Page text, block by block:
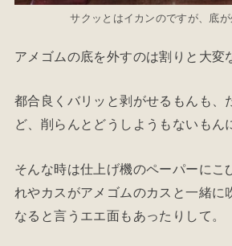
サクッとはイカンのですが、底
アメゴムの底を外すのは割りと大変
都合良くバリッと剥がせるもんも、
ど、削らんとどうしようもないもん
そんな時は仕上げ機のペーパーにこ
れやカスがアメゴムのカスと一緒に
なると言うエエ面もあったりして。